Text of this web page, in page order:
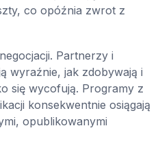
co opóźnia zwrot z
Partnerzy i
wyraźnie, jak zdobywają i
się wycofują. Programy z
konsekwentnie osiągają
opublikowanymi